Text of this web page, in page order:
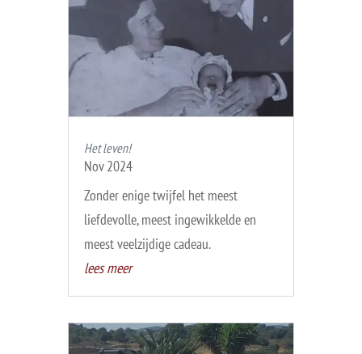
Het leven!
Nov 2024
Zonder enige twijfel het meest
liefdevolle, meest ingewikkelde en
meest veelzijdige cadeau.
lees meer